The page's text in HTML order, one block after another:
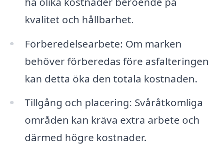
kvalitet och hållbarhet.
Förberedelsearbete: Om marken
behöver förberedas före asfalteringen
kan detta öka den totala kostnaden.
Tillgång och placering: Svåråtkomliga
områden kan kräva extra arbete och
därmed högre kostnader.